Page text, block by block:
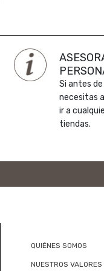
Si antes
necesitas
ir a
tiendas.
QUIÉNES SOMOS
NUESTROS VALORES